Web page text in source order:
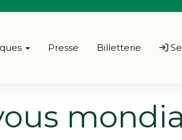
Presse Billetterie